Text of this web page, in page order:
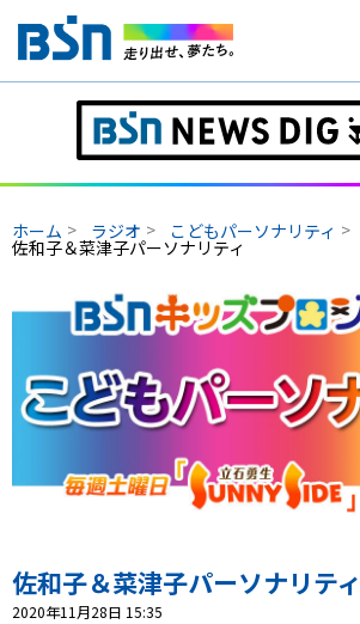
ホーム
テレビ
ラジオ
アナウンサー
イベント
ニュース
天気
コンテンツ・アプリ
ホーム ラジオ こどもパーソナリティ
佐和子＆菜津子パーソナリティ
佐和子＆菜津子パーソナリティ
2020年11月28日 15:35